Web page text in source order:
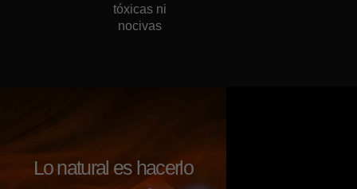
tóxicas ni
nocivas
Lo natural es hacerlo